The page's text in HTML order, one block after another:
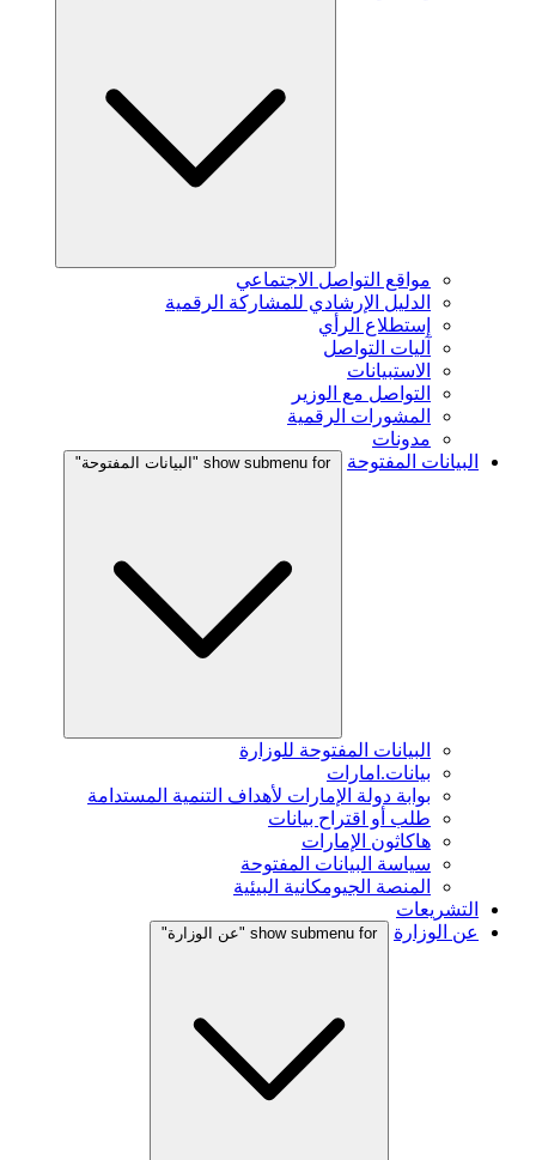
مواقع التواصل الاجتماعي
الدليل الإرشادي للمشاركة الرقمية
إستطلاع الرأي
آليات التواصل
الاستبيانات
التواصل مع الوزير
المشورات الرقمية
مدونات
البيانات المفتوحة
show submenu for "البيانات المفتوحة"
البيانات المفتوحة للوزارة
بيانات.امارات
بوابة دولة الإمارات لأهداف التنمية المستدامة
طلب أو اقتراح بيانات
هاكاثون الإمارات
سياسة البيانات المفتوحة
المنصة الجيومكانية البيئية
التشريعات
عن الوزارة
show submenu for "عن الوزارة"